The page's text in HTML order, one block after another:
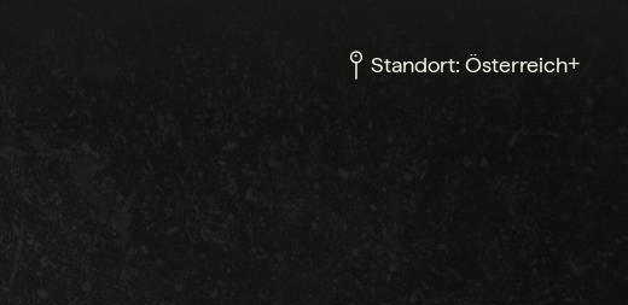
Standort: Österreich+